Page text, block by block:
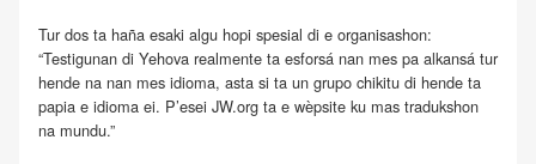
Tur dos ta haña esaki algu hopi spesial di e organisashon:
“Testigunan di Yehova realmente ta esforsá nan mes pa alkansá tur
hende na nan mes idioma, asta si ta un grupo chikitu di hende ta
papia e idioma ei. P’esei JW.org ta e wèpsite ku mas tradukshon
na mundu.”